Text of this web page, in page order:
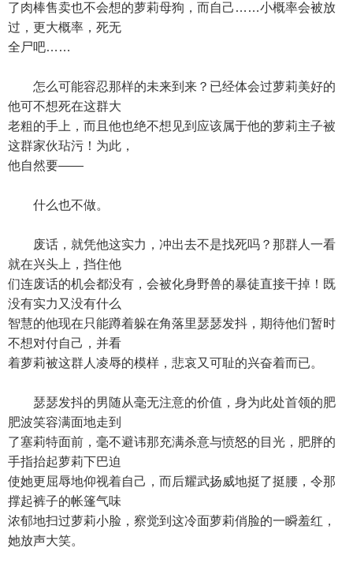
了肉棒售卖也不会想的萝莉母狗，而自己……小概率会被放
过，更大概率，死无
全尸吧……
怎么可能容忍那样的未来到来？已经体会过萝莉美好的
他可不想死在这群大
老粗的手上，而且他也绝不想见到应该属于他的萝莉主子被
这群家伙玷污！为此，
他自然要——
什么也不做。
废话，就凭他这实力，冲出去不是找死吗？那群人一看
就在兴头上，挡住他
们连废话的机会都没有，会被化身野兽的暴徒直接干掉！既
没有实力又没有什么
智慧的他现在只能蹲着躲在角落里瑟瑟发抖，期待他们暂时
不想对付自己，并看
着萝莉被这群人凌辱的模样，悲哀又可耻的兴奋着而已。
瑟瑟发抖的男随从毫无注意的价值，身为此处首领的肥
肥波笑容满面地走到
了塞莉特面前，毫不避讳那充满杀意与愤怒的目光，肥胖的
手指抬起萝莉下巴迫
使她更屈辱地仰视着自己，而后耀武扬威地挺了挺腰，令那
撑起裤子的帐篷气味
浓郁地扫过萝莉小脸，察觉到这冷面萝莉俏脸的一瞬羞红，
她放声大笑。